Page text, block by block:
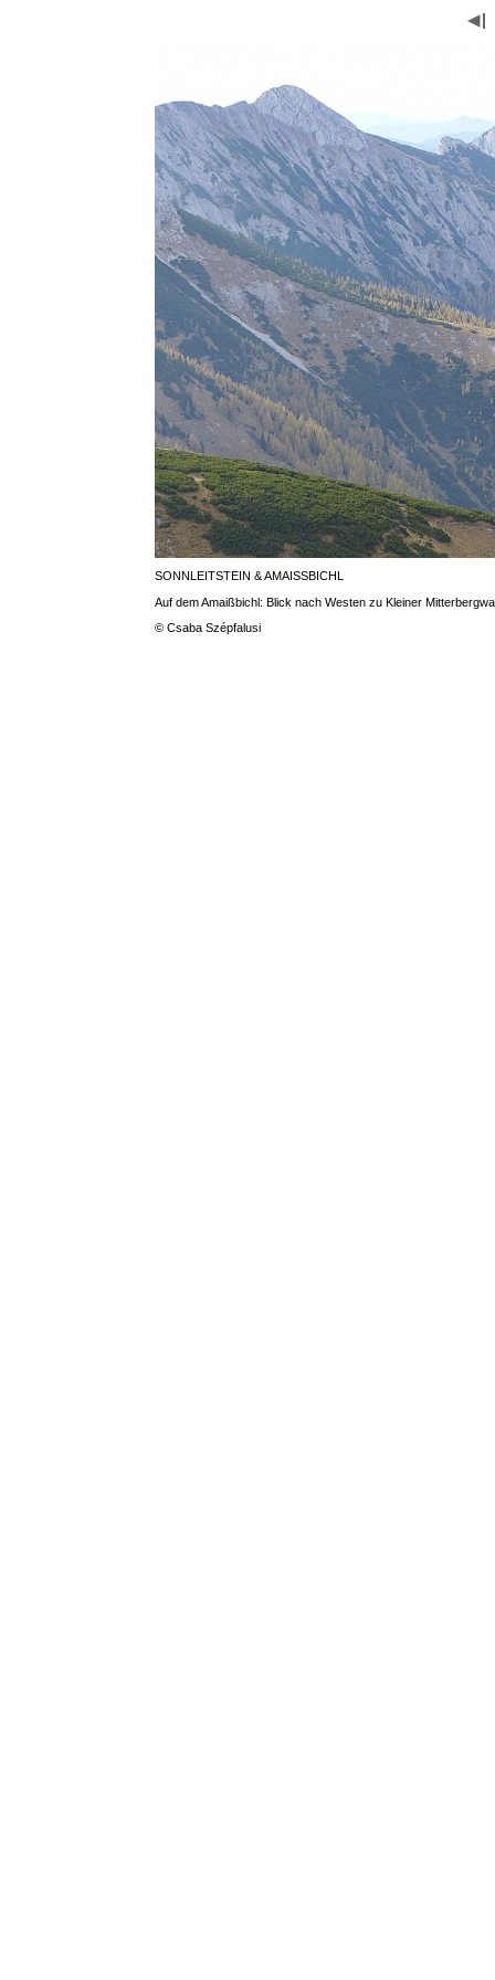
SONNLEITSTEIN & AMAISSBICHL
Auf dem Amaißbichl: Blick nach Westen zu Kleiner
© Csaba Szépfalusi